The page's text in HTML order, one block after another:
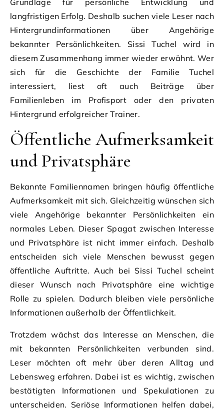
langfristigen Erfolg. Deshalb suchen viele Leser nach
Hintergrundinformationen über Angehörige
bekannter Persönlichkeiten. Sissi Tuchel wird in
diesem Zusammenhang immer wieder erwähnt. Wer
sich für die Geschichte der Familie Tuchel
interessiert, liest oft auch Beiträge über
Familienleben im Profisport oder den privaten
Hintergrund erfolgreicher Trainer.
Öffentliche Aufmerksamkeit
und Privatsphäre
Bekannte Familiennamen bringen häufig öffentliche
Aufmerksamkeit mit sich. Gleichzeitig wünschen sich
viele Angehörige bekannter Persönlichkeiten ein
normales Leben. Dieser Spagat zwischen Interesse
und Privatsphäre ist nicht immer einfach. Deshalb
entscheiden sich viele Menschen bewusst gegen
öffentliche Auftritte. Auch bei Sissi Tuchel scheint
dieser Wunsch nach Privatsphäre eine wichtige
Rolle zu spielen. Dadurch bleiben viele persönliche
Informationen außerhalb der Öffentlichkeit.
Trotzdem wächst das Interesse an Menschen, die
mit bekannten Persönlichkeiten verbunden sind.
Leser möchten oft mehr über deren Alltag und
Lebensweg erfahren. Dabei ist es wichtig, zwischen
bestätigten Informationen und Spekulationen zu
unterscheiden. Seriöse Informationen helfen dabei,